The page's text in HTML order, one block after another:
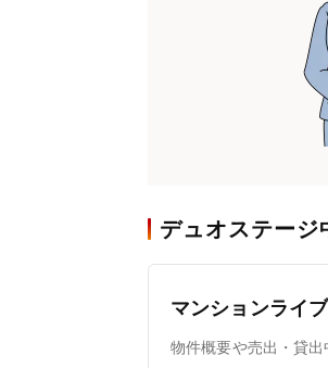
デュオステージ
マンションライ
物件概要や売出・貸